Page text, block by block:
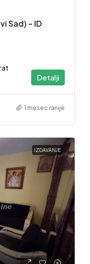
Sad) – ID
Detalji
1 mesec ranije
IZDAVANJE